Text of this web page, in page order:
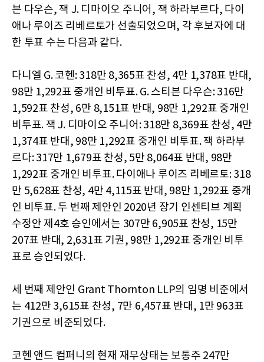
븐 다우슨, 잭 J. 디마이오 주니어, 잭 하라부르다, 다이
애나 루이즈 리베르토가 선출되었으며, 각 후보자에 대
한 투표 수는 다음과 같다.
다니엘 G. 코헨: 318만 8,365표 찬성, 4만 1,378표 반대,
98만 1,292표 중개인 비투표. G. 스티븐 다우슨: 316만
1,592표 찬성, 6만 8,151표 반대, 98만 1,292표 중개인
비투표. 잭 J. 디마이오 주니어: 318만 8,369표 찬성, 4만
1,374표 반대, 98만 1,292표 중개인 비투표. 잭 하라부
르다: 317만 1,679표 찬성, 5만 8,064표 반대, 98만
1,292표 중개인 비투표. 다이애나 루이즈 리베르토: 318
만 5,628표 찬성, 4만 4,115표 반대, 98만 1,292표 중개
인 비투표. 두 번째 제안인 2020년 장기 인센티브 계획
수정안 제4호 승인에서는 307만 6,905표 찬성, 15만
207표 반대, 2,631표 기권, 98만 1,292표 중개인 비투
표로 승인되었다.
세 번째 제안인 Grant Thornton LLP의 임명 비준에서
는 412만 3,615표 찬성, 7만 6,457표 반대, 1만 963표
기권으로 비준되었다.
코헨 앤드 컴퍼니의 현재 재무상태는 보통주 247만